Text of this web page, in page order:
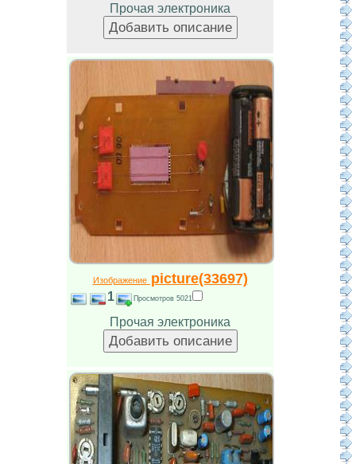
Прочая электроника
Изображениеpicture(33697)
1 Просмотров 5021
Прочая электроника